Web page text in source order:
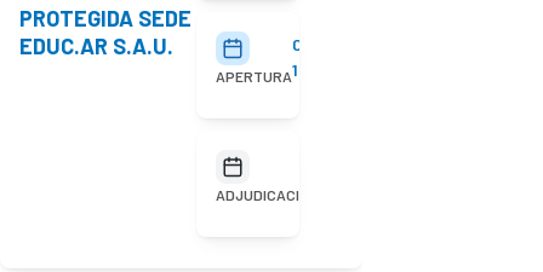
PROTEGIDA SEDE
EDUC.AR S.A.U.
APERTURA
05/08/2026
10:00
ADJUDICACIÓN